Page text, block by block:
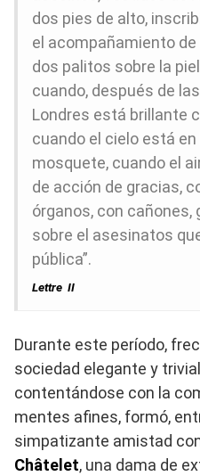
dos pies de alto,
el acompañamiento
dos palitos sobre la
cuando, después de
Londres está brillante
cuando el cielo está
mosquete, cuando el
de acción de gracias,
órganos, con
sobre el asesinatos
pública”.
Lettre II
Durante este período,
sociedad elegante y
contentándose con la
mentes afines, formó,
simpatizante amistad
Châtelet, una dama de